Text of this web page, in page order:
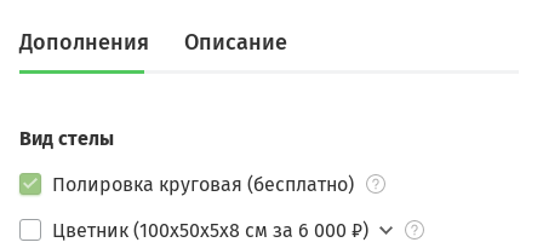
Дополнения Описание
Вид стелы
Полировка круговая (бесплатно)
Цветник (100х50х5х8 см за 6 000 ₽)